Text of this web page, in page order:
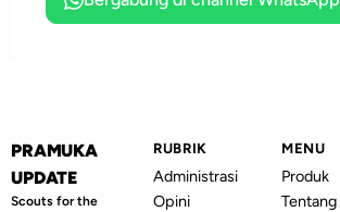
PRAMUKA
UPDATE
Scouts for the
RUBRIK
Administrasi
Opini
MENU
Produk
Tentang